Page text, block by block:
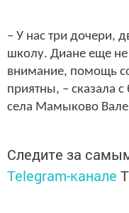
– У нас три дочери,
школу. Диане еще не
внимание, помощь
приятны, – сказала
села Мамыково
Следите за
Telegram-канале